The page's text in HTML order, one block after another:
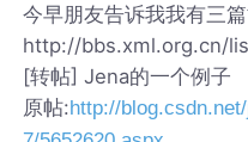
今早朋友告诉我我有三
http://bbs.xml.org.cn/
[转帖] Jena的一个例子
原帖:http://